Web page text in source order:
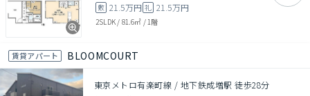
敷 21.5万円 礼 21.5万円
2SLDK / 81.6㎡ / 1階
賃貸アパート BLOOMCOURT
東京メトロ有楽町線 / 地下鉄成増駅 徒歩28分